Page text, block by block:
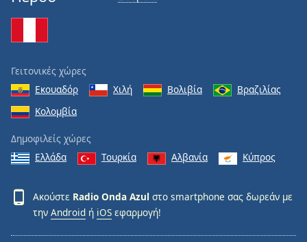
Γειτονικές χώρες
Εκουαδόρ
Χιλή Βολιβία
Βραζιλίας
Κολομβία
Δημοφιλείς χώρες
Ελλάδα
Τουρκία Αλβανία Κύπρος
Ακούστε Radio Onda Azul στο smartphone σας δωρεάν με
την Android ή iOS εφαρμογή!